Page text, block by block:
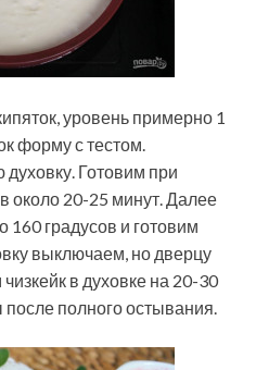
уровень примерно 1
форму с тестом.
Готовим при
около 20-25 минут. Далее
градусов и готовим
выключаем, но дверцу
в духовке на 20-30
полного остывания.